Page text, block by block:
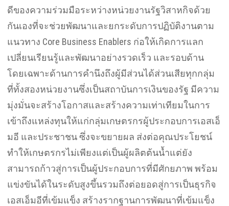
ดีของความร่วมมือระหว่างหน่วยงานรัฐวิสาหกิจด้วย
กันเองที่จะช่วยพัฒนาและยกระดับการปฏิบัติงานตาม
แนวทาง Core Business Enablers ก่อให้เกิดการแลก
เปลี่ยนเรียนรู้และพัฒนาอย่างรวดเร็ว และรอบด้าน
โดยเฉพาะด้านการคำนึงถึงผู้มีส่วนได้ส่วนเสียทุกกลุ่ม
ที่ทั้งสองหน่วยงานซึ่งเป็นสถาบันการเงินของรัฐ มีความ
มุ่งมั่นจะสร้างโอกาสและสร้างความเท่าเทียมในการ
เข้าถึงแหล่งทุนให้แก่กลุ่มเกษตรกรผู้ประกอบการเอสเอ็
มอี และประชาชน ซึ่งจะขยายผล ส่งต่อคุณประโยชน์
ทำให้เกษตรกรไม่เพียงแต่เป็นผู้ผลิตต้นน้ำแต่ยัง
สามารถก้าวสู่การเป็นผู้ประกอบการที่มีศักยภาพ พร้อม
แข่งขันได้ในระดับสูงขึ้นรวมถึงต่อยอดสู่การเป็นธุรกิจ
เอสเอ็มอีที่เข้มแข็ง สร้างรากฐานการพัฒนาที่เข้มแข็ง